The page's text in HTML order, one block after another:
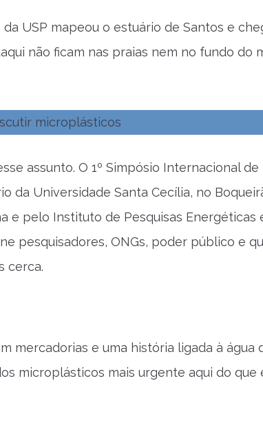
USP mapeou o estuário de Santos e
não ficam nas praias nem no fundo do
assunto. O 1º Simpósio Internacional de
da Universidade Santa Cecília, no
e pelo Instituto de Pesquisas Energéticas
pesquisadores, ONGs, poder público e
cerca.
mercadorias e uma história ligada à água
microplásticos mais urgente aqui do que